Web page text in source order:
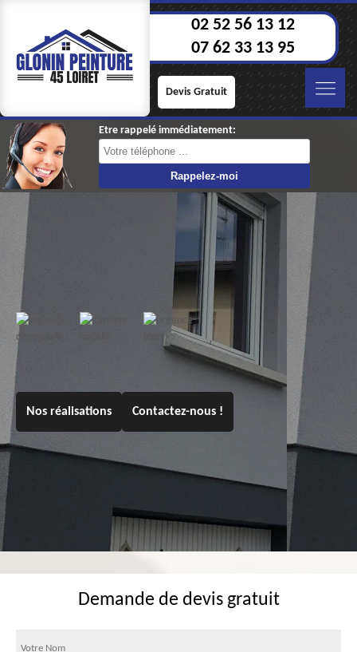
02 52 56 13 12
07 62 33 13 95
Devis Gratuit
Etre rappelé immédiatement:
Nos réalisations Contactez-nous !
Demande de devis gratuit